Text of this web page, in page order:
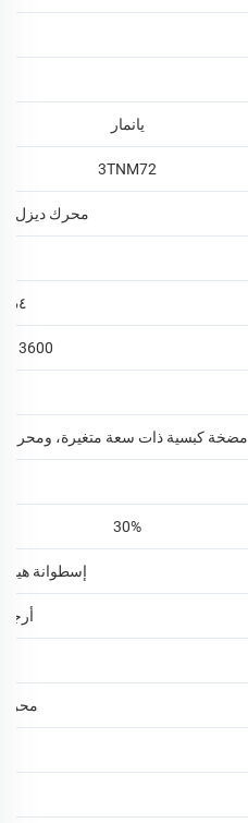
يانمار
3TNM72
محرك ديزل مبرد
١٥٫٤
3600 دورة في الدقيقة
مضخة كبسية ذات سعة متغيرة، ومحرك
30%
إسطوانة
محرك